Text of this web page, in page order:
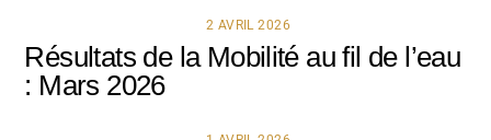
2 AVRIL 2026
Résultats de la Mobilité au fil de l’eau
: Mars 2026